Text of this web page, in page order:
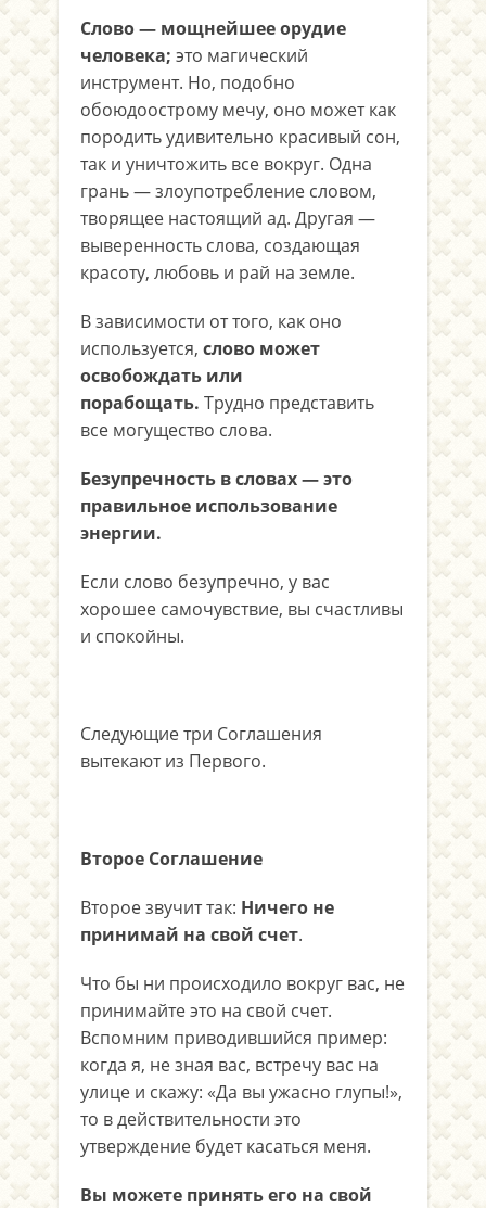
Слово — мощнейшее орудие
человека; это магический
инструмент. Но, подобно
обоюдоострому мечу, оно может как
породить удивительно красивый сон,
так и уничтожить все вокруг. Одна
грань — злоупотребление словом,
творящее настоящий ад. Другая —
выверенность слова, создающая
красоту, любовь и рай на земле.
В зависимости от того, как оно
используется, слово может
освобождать или
порабощать. Трудно представить
все могущество слова.
Безупречность в словах — это
правильное использование
энергии.
Если слово безупречно, у вас
хорошее самочувствие, вы счастливы
и спокойны.
Следующие три Соглашения
вытекают из Первого.
Второе Соглашение
Второе звучит так: Ничего не
принимай на свой счет.
Что бы ни происходило вокруг вас, не
принимайте это на свой счет.
Вспомним приводившийся пример:
когда я, не зная вас, встречу вас на
улице и скажу: «Да вы ужасно глупы!»,
то в действительности это
утверждение будет касаться меня.
Вы можете принять его на свой